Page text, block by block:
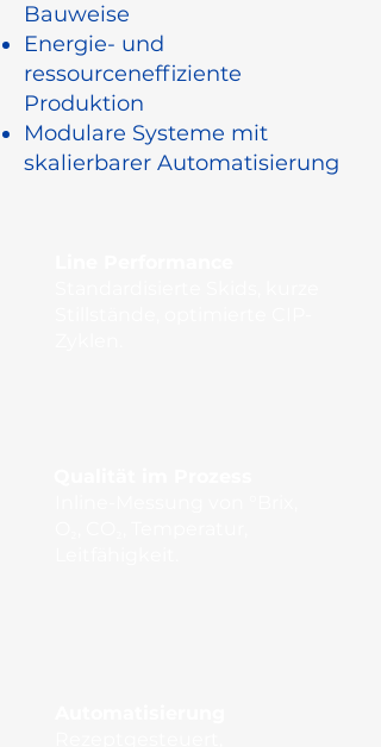
Bauweise
Energie- und
ressourceneffiziente
Produktion
Modulare Systeme mit
skalierbarer Automatisierung